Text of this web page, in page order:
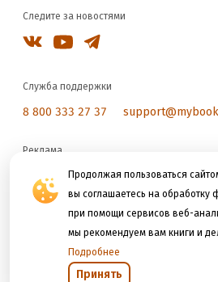
Продолжая пользоваться
вы соглашаетесь на обработку
при помощи сервисов веб-
мы рекомендуем вам книги и
Подробнее
Принять
Следите за новостями
Служба поддержки
8 800 333 27 37
Реклама
reklama@litres.ru
Мы принимаем к оплате